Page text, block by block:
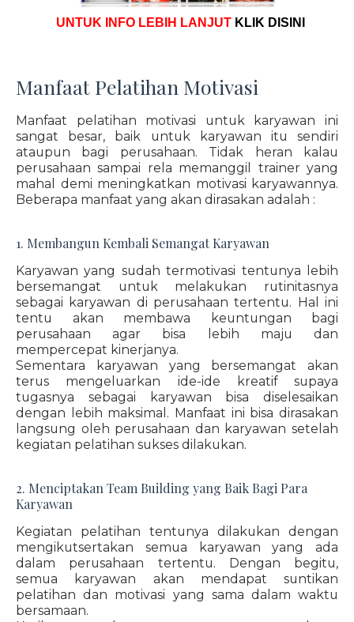
UNTUK INFO LEBIH LANJUT KLIK DISINI
Manfaat Pelatihan Motivasi
Manfaat pelatihan motivasi untuk karyawan ini
sangat besar, baik untuk karyawan itu sendiri
ataupun bagi perusahaan. Tidak heran kalau
perusahaan sampai rela memanggil trainer yang
mahal demi meningkatkan motivasi karyawannya.
Beberapa manfaat yang akan dirasakan adalah :
1. Membangun Kembali Semangat Karyawan
Karyawan yang sudah termotivasi tentunya lebih
bersemangat untuk melakukan rutinitasnya
sebagai karyawan di perusahaan tertentu. Hal ini
tentu akan membawa keuntungan bagi
perusahaan agar bisa lebih maju dan
mempercepat kinerjanya.
Sementara karyawan yang bersemangat akan
terus mengeluarkan ide-ide kreatif supaya
tugasnya sebagai karyawan bisa diselesaikan
dengan lebih maksimal. Manfaat ini bisa dirasakan
langsung oleh perusahaan dan karyawan setelah
kegiatan pelatihan sukses dilakukan.
2. Menciptakan Team Building yang Baik Bagi Para
Karyawan
Kegiatan pelatihan tentunya dilakukan dengan
mengikutsertakan semua karyawan yang ada
dalam perusahaan tertentu. Dengan begitu,
semua karyawan akan mendapat suntikan
pelatihan dan motivasi yang sama dalam waktu
bersamaan.